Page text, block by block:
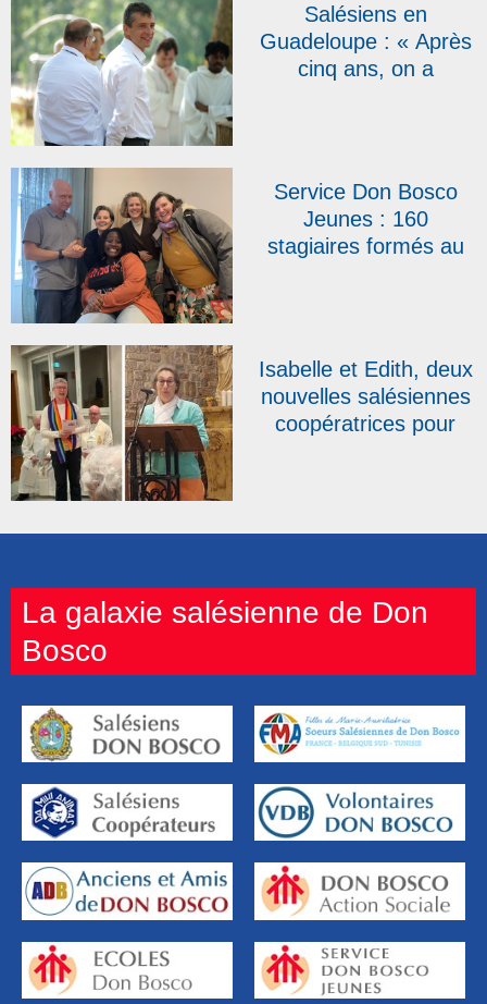
Salésiens en
Guadeloupe : « Après
cinq ans, on a
Emmanuel Petit
Service Don Bosco
Jeunes : 160
stagiaires formés au
Isabelle et Edith, deux
nouvelles salésiennes
coopératrices pour
La galaxie salésienne de Don
Bosco